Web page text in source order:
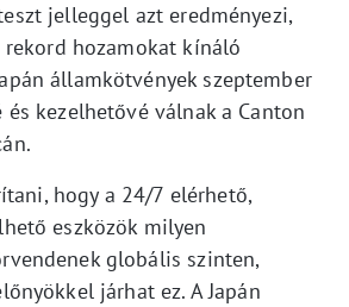
jelleggel azt eredményezi,
hozamokat kínáló
államkötvények szeptember
kezelhetővé válnak a Canton
hogy a 24/7 elérhető,
eszközök milyen
globális szinten,
járhat ez. A Japán